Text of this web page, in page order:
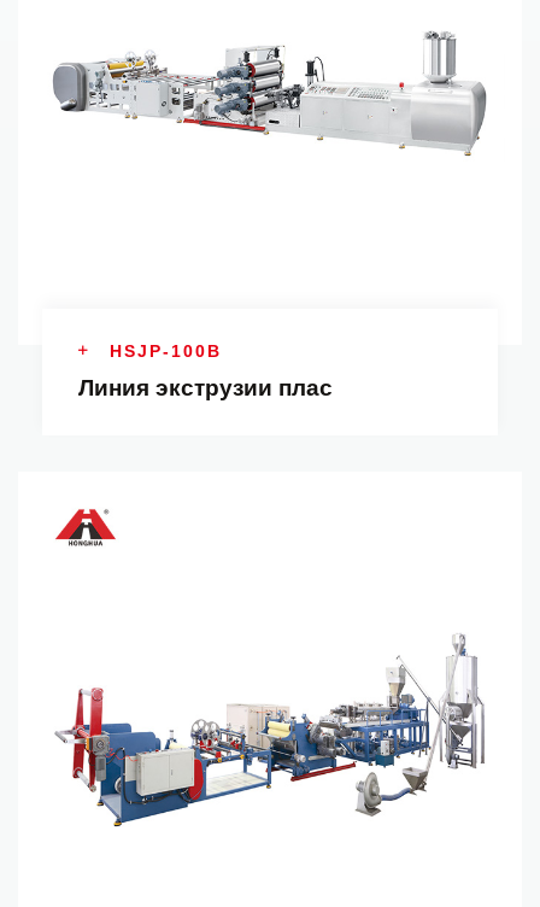
HSJP-100B
Линия экструзии плас